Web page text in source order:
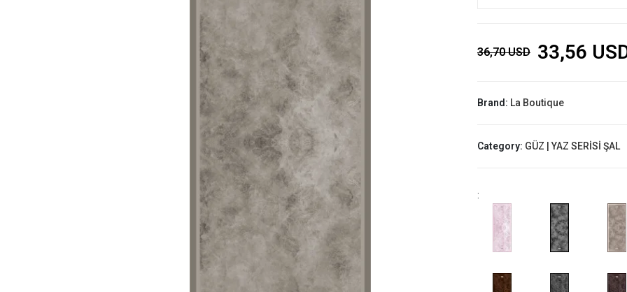
36,70 USD 33,56
Brand: La Boutique
Category: GÜZ | YAZ SERİSİ ŞAL
: